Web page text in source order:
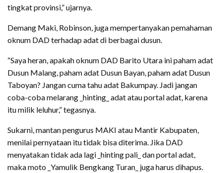
tingkat provinsi,” ujarnya.
Demang Maki, Robinson, juga mempertanyakan pemahaman
oknum DAD terhadap adat di berbagai dusun.
“Saya heran, apakah oknum DAD Barito Utara ini paham adat
Dusun Malang, paham adat Dusun Bayan, paham adat Dusun
Taboyan? Jangan cuma tahu adat Bakumpay. Jadi jangan
coba-coba melarang _hinting_ adat atau portal adat, karena
itu milik leluhur,” tegasnya.
Sukarni, mantan pengurus MAKI atau Mantir Kabupaten,
menilai pernyataan itu tidak bisa diterima. Jika DAD
menyatakan tidak ada lagi _hinting pali_ dan portal adat,
maka moto _Yamulik Bengkang Turan_ juga harus dihapus.